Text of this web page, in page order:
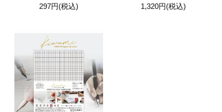
297円(税込) 1,320円(税込)